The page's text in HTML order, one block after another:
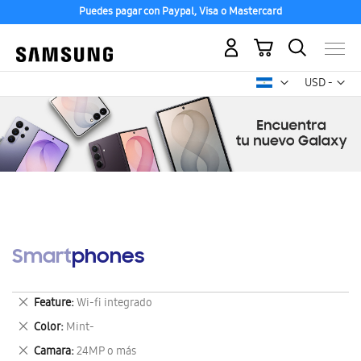
Puedes pagar con Paypal, Visa o Mastercard
USD -
dólar
Mi carrito
Smartphones
Feature Wi-fi integrado
Eliminar
este
artículo
Color Mint-
Eliminar
este
Camara 24MP o más
Eliminar